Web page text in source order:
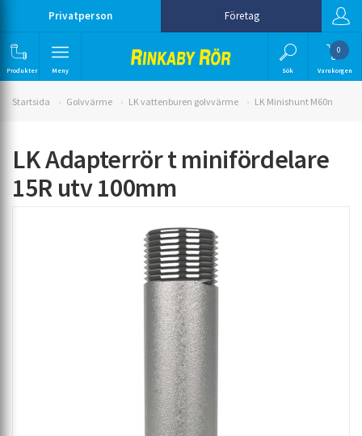
Privatperson Företag
Produkter Meny Sök
0
Varukorgen
Startsida Golvvärme LK vattenburen golvvärme LK Minishunt M60n
LK Adapterrör t minifördelare
15R utv 100mm